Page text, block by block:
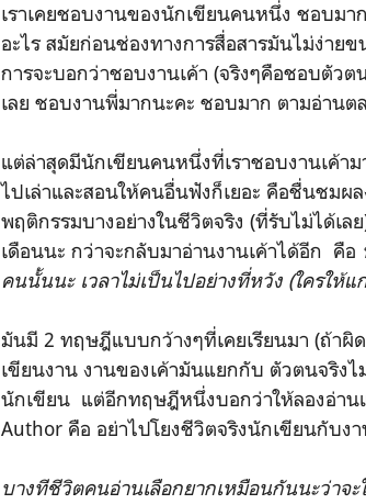
เราเคยชอบงานของนักเขียนคนหนึ่ง ชอบม
อะไร สมัยก่อนช่องทางการสื่อสารมันไม่ง่า
การจะบอกว่าชอบงานเค้า (จริงๆคือชอบตัวต
เลย ชอบงานพี่มากนะคะ ชอบมาก ตามอ่าน
แต่ล่าสุดมีนักเขียนคนหนึ่งที่เราชอบงานเค้ามา
ไปเล่าและสอนให้คนอื่นฟังก็เยอะ คือชื่นชมผ
พฤติกรรมบางอย่างในชีวิตจริง (ที่รับไม่ได้เล
เดือนนะ กว่าจะกลับมาอ่านงานเค้าได้อีก คือ
คนนั้นนะ เวลาไม่เป็นไปอย่างที่หวัง (ใครให้แ
มันมี 2 ทฤษฎีแบบกว้างๆที่เคยเรียนมา (ถ้าผิ
เขียนงาน งานของเค้ามันแยกกับ ตัวตนจริง
นักเขียน แต่อีกทฤษฎีหนึ่งบอกว่าให้ลองอ่า
Author คือ อย่าไปโยงชีวิตจริงนักเขียนกับง
บางทีชีวิตคนอ่านเลือกยากเหมือนกันนะว่าจ